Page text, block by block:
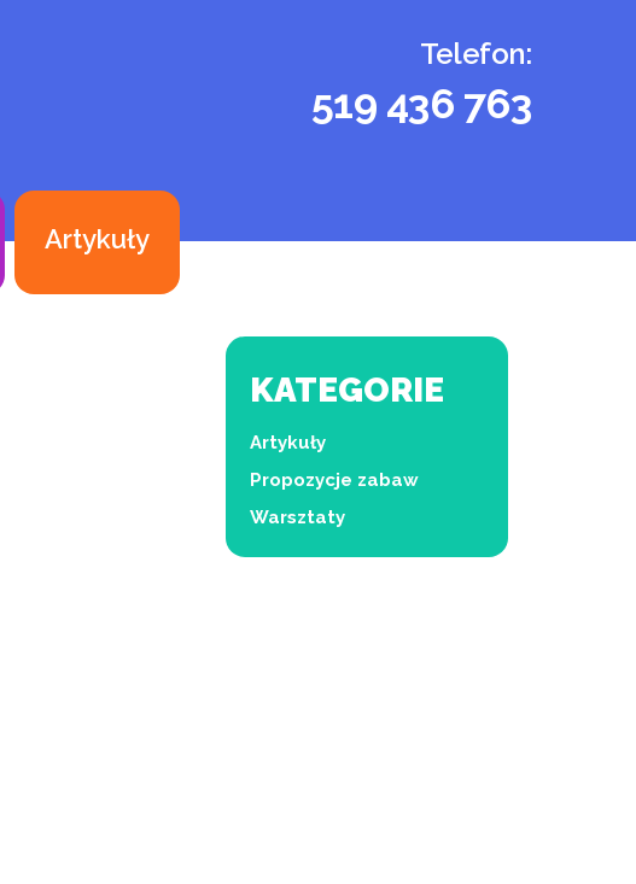
Telefon:
519 436 763
Artykuły
KATEGORIE
Artykuły
Propozycje zabaw
Warsztaty